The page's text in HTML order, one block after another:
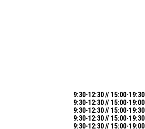
9:30-12:30 // 15:00-19:30
9:30-12:30 // 15:00-19:00
9:30-12:30 // 15:00-19:30
9:30-12:30 // 15:00-19:30
9:30-12:30 // 15:00-19:00